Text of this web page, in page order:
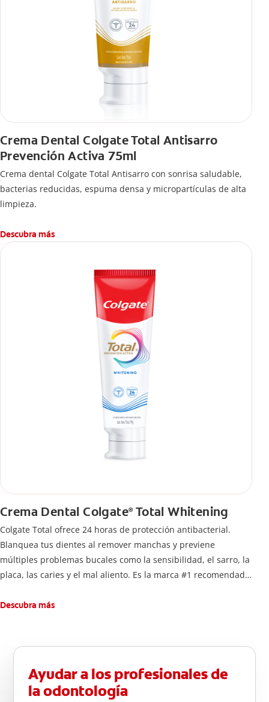
Crema Dental Colgate Total Antisarro
Prevención Activa 75ml
Crema dental Colgate Total Antisarro con sonrisa saludable,
bacterias reducidas, espuma densa y micropartículas de alta
limpieza.
Descubra más
Crema Dental Colgate®Total Whitening
Colgate Total ofrece 24 horas de protección antibacterial.
Blanquea tus dientes al remover manchas y previene
múltiples problemas bucales como la sensibilidad, el sarro, la
placa, las caries y el mal aliento. Es la marca #1 recomendada
Descubra más
Ayudar a los profesionales de
la odontología